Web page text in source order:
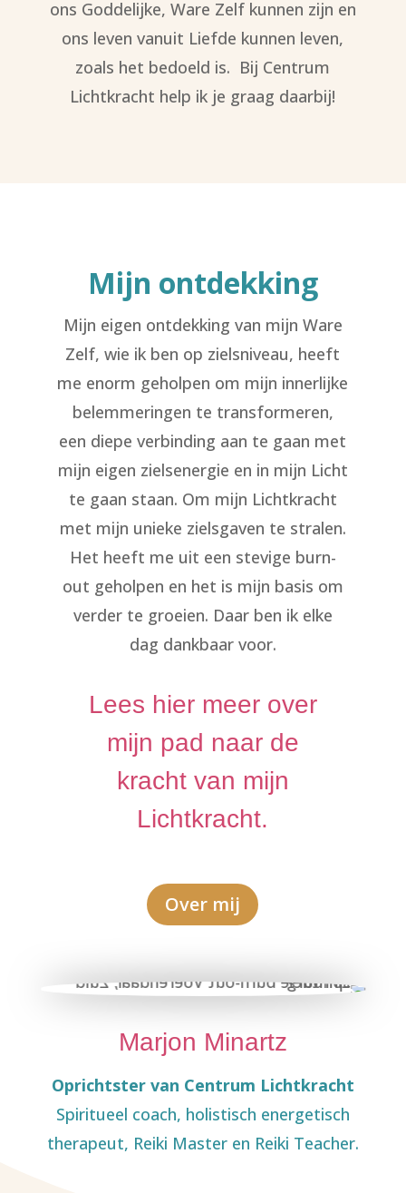
ons Goddelijke, Ware Zelf kunnen zijn en
ons leven vanuit Liefde kunnen leven,
zoals het bedoeld is. Bij Centrum
Lichtkracht help ik je graag daarbij!
Mijn ontdekking
Mijn eigen ontdekking van mijn Ware
Zelf, wie ik ben op zielsniveau, heeft
me enorm geholpen om mijn innerlijke
belemmeringen te transformeren,
een diepe verbinding aan te gaan met
mijn eigen zielsenergie en in mijn Licht
te gaan staan. Om mijn Lichtkracht
met mijn unieke zielsgaven te stralen.
Het heeft me uit een stevige burn-
out geholpen en het is mijn basis om
verder te groeien. Daar ben ik elke
dag dankbaar voor.
Lees hier meer over
mijn pad naar de
kracht van mijn
Lichtkracht.
Over mij
Marjon Minartz
Oprichtster van Centrum Lichtkracht
Spiritueel coach, holistisch energetisch
therapeut, Reiki Masteren Reiki Teacher.